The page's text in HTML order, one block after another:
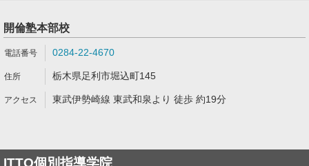
開倫塾本部校
0284-22-4670
栃木県足利市堀込町145
東武伊勢崎線 東武和泉より 徒歩 約19分
ITTO個別指導学院